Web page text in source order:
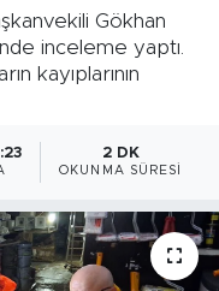
Gökhan
inceleme yaptı.
kayıplarının
2 DK
OKUNMA SÜRESI
Fikstür